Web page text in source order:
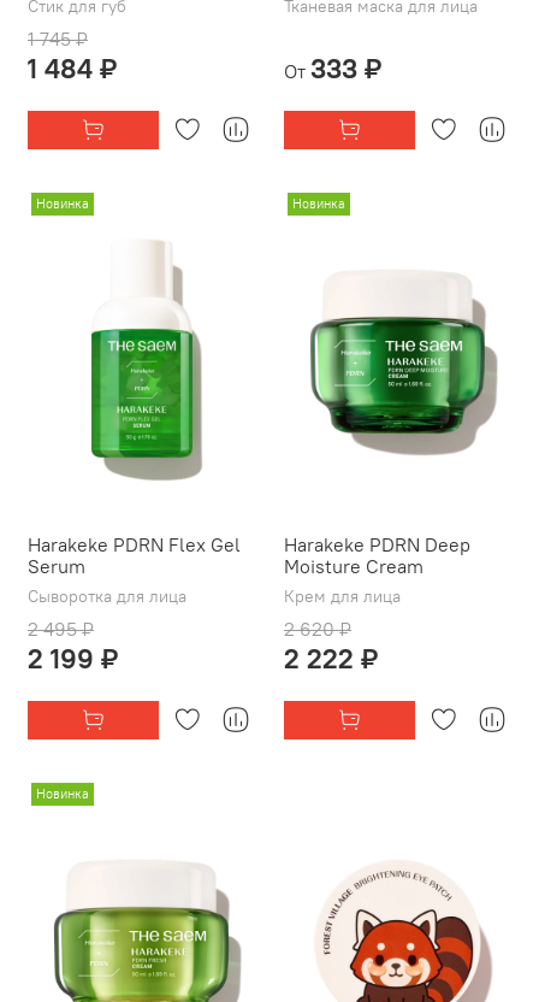
Стик для губ
1 745 ₽
1 484 ₽
Тканевая маска для лица
От 333 ₽
Новинка
Harakeke PDRN Flex Gel
Serum
Сыворотка для лица
2 495 ₽
2 199 ₽
Новинка
Harakeke PDRN Deep
Moisture Cream
Крем для лица
2 620 ₽
2 222 ₽
Новинка